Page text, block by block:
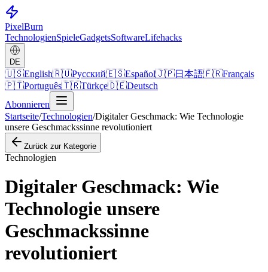
PixelBurn
TechnologienSpieleGadgetsSoftwareLifehacks
DE
🇺🇸English🇷🇺Русский🇪🇸Español🇯🇵日本語🇫🇷Français
🇵🇹Português🇹🇷Türkçe🇩🇪Deutsch
Abonnieren
Startseite/Technologien/Digitaler Geschmack: Wie Technologie
unsere Geschmackssinne revolutioniert
Zurück zur Kategorie
Technologien
Digitaler Geschmack: Wie
Technologie unsere
Geschmackssinne
revolutioniert